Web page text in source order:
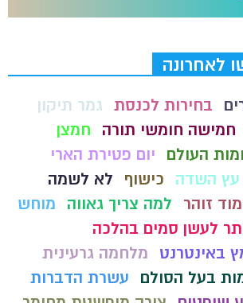
לאחרונה
בחירות לכנסת גמר תיקון
חמישה חומשי תורה
חמצן
העולם
יום פטירת הארי
עץ השדה
כישוף
לא לשמה
זוהר
למה צריך גאווה
מוחש
לעשן סמים בהלכה
באינטרנט
מלחמה גרעינית
בעל הסולם
עשרת הדברות